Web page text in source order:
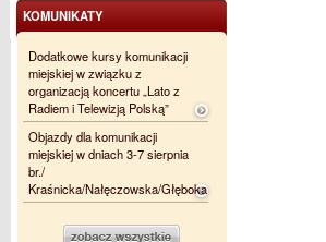
KOMUNIKATY
Dodatkowe kursy komunikacji
miejskiej w związku z
organizacją koncertu „Lato z
Radiem i Telewizją Polską”
Objazdy dla komunikacji
miejskiej w dniach 3-7 sierpnia
br./
Kraśnicka/Nałęczowska/Głęboka